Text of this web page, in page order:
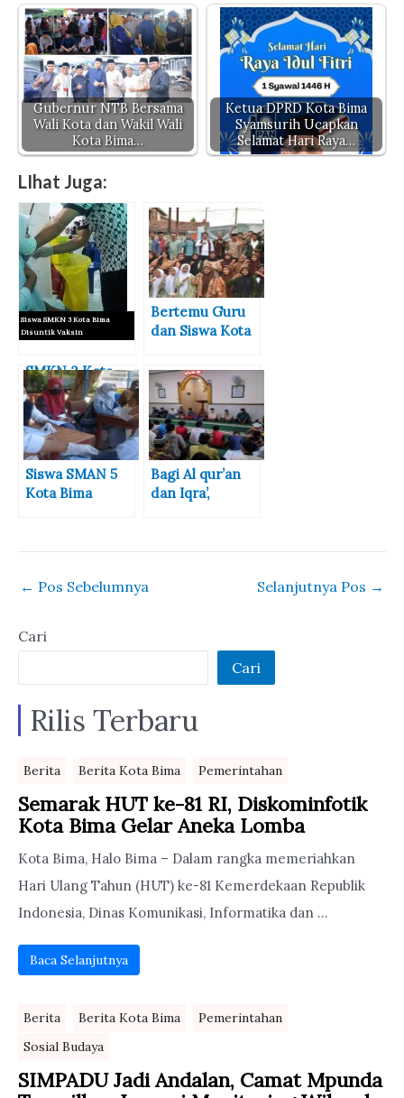
Gubernur NTB Bersama
Wali Kota dan Wakil Wali
Kota Bima…
Ketua DPRD Kota Bima
Syamsurih Ucapkan
Selamat Hari Raya…
LIhat Juga:
Siswa SMKN 3 Kota Bima
Disuntik Vaksin
SMKN 3 Kota
Bima
Laksanakan
Vaksinasi, Siswa
dan Warga
Sekitar Sangat
Antusias
Bertemu Guru
dan Siswa Kota
Gubernur NTB
Ingatkan Bahaya
Narkoba dan
Judol
Siswa SMAN 5
Kota Bima
Bagi Al qur’an
dan Iqra’,
Sambangi 6
← Pos Sebelumnya Selanjutnya Pos →
Cari
Cari
Rilis Terbaru
Berita Berita Kota Bima Pemerintahan
Semarak HUT ke-81 RI, Diskominfotik
Kota Bima Gelar Aneka Lomba
Kota Bima, Halo Bima – Dalam rangka memeriahkan
Hari Ulang Tahun (HUT) ke-81 Kemerdekaan Republik
Indonesia, Dinas Komunikasi, Informatika dan ...
Baca Selanjutnya
Berita Berita Kota Bima
Pemerintahan
Sosial Budaya
SIMPADU Jadi Andalan, Camat Mpunda